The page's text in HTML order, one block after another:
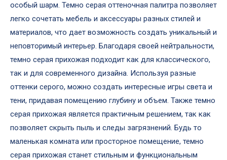
особый шарм. Темно серая оттеночная палитра позволяет
легко сочетать мебель и аксессуары разных стилей и
материалов, что дает возможность создать уникальный и
неповторимый интерьер. Благодаря своей нейтральности,
темно серая прихожая подходит как для классического,
так и для современного дизайна. Используя разные
оттенки серого, можно создать интересные игры света и
тени, придавая помещению глубину и объем. Также темно
серая прихожая является практичным решением, так как
позволяет скрыть пыль и следы загрязнений. Будь то
маленькая комната или просторное помещение, темно
серая прихожая станет стильным и функциональным